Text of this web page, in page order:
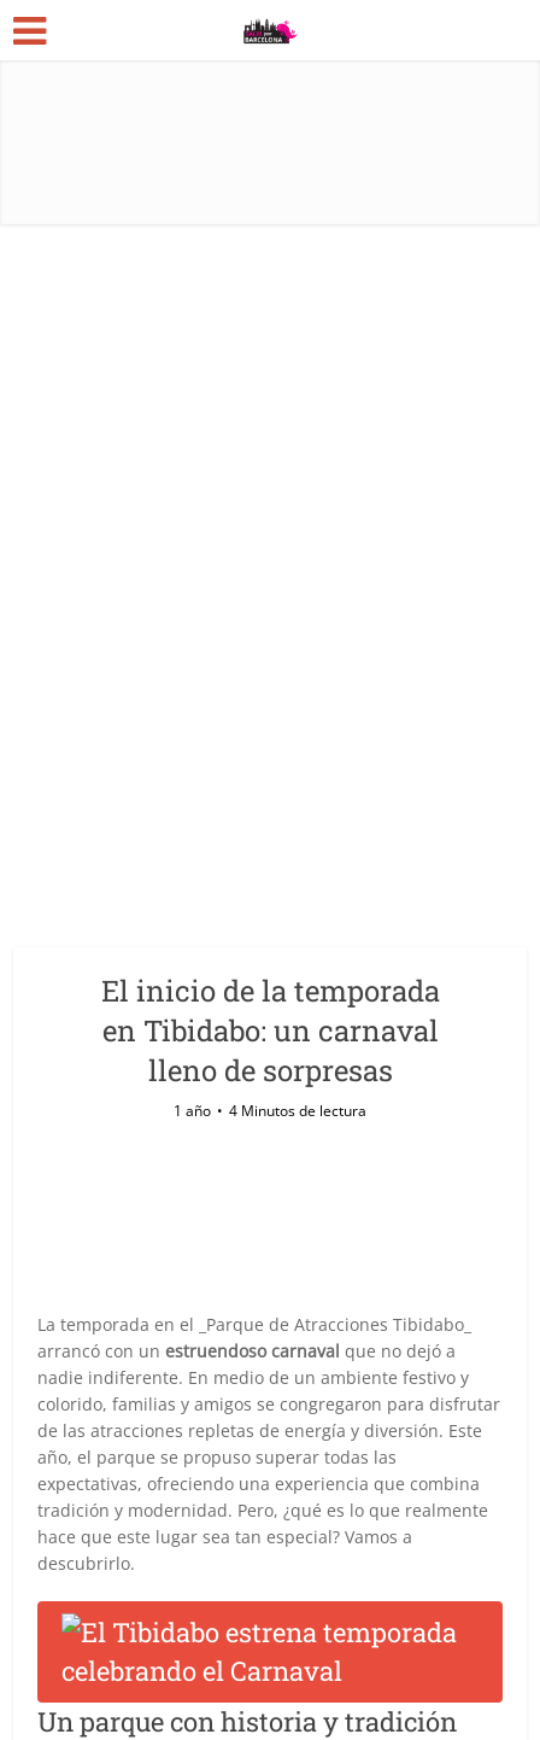
El inicio de la temporada
en Tibidabo: un carnaval
lleno de sorpresas
1 año 4 Minutos de lectura
La temporada en el _Parque de Atracciones Tibidabo_
arrancó con unestruendoso carnaval que no dejó a
nadie indiferente. En medio de un ambiente festivo y
colorido, familias y amigos se congregaron para disfrutar
de las atracciones repletas de energía y diversión. Este
año, el parque se propuso superar todas las
expectativas, ofreciendo una experiencia que combina
tradición y modernidad. Pero, ¿qué es lo que realmente
hace que este lugar sea tan especial? Vamos a
descubrirlo.
Un parque con historia y tradición